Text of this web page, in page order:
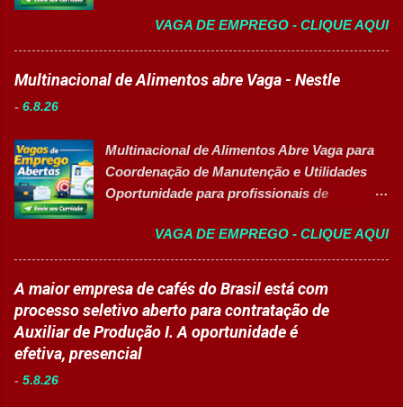
projetos educacionais. Dar suporte em
atividades recreativas e lúdicas.
Disponibilizar materiais utilizados nas
ambiente escolar organizado e seguro.
Acompanhar contratos quando designado
pela liderança. Apoiar diversas ações
MINHA VAGA Sobre o Programa de
Qualificação Estão abertas as inscrições
para programas de formação
profissionalizante voltados para o
Além do aprendizado prático e da
certificação reconhecida, os participantes
contam com uma ajuda de custo calculada
para apoiar o desenvolvimento do aluno
durante todo o período de estudos. Opções
de Formação Disponíveis Aperfeiçoamento
em Gestão e Serviços de Gastronomia
(Turma Vespertina) Aperfeiçoamento em
Gestão e Serviços de Gastronomia (Turma
VAGA DE EMPREGO - CLIQUE AQUI
Multinacional de Alimentos abre Vaga - Nestle
- 6.8.26
Multinacional de Alimentos Abre Vaga para
Coordenação de Manutenção e Utilidades
Oportunidade para profissionais de
e excelência operacional 👉 CANDIDATAR-
SE AGORA Sobre a Posição Líder mundial
no segmento de alimentos e bebidas busca
profissional qualificado para coordenar as
áreas de Manutenção e Utilidades em sua
unidade fabril. A posição tem como foco
VAGA DE EMPREGO - CLIQUE AQUI
A maior empresa de cafés do Brasil está com
processo seletivo aberto para contratação de
Auxiliar de Produção I. A oportunidade é
efetiva, presencial
- 5.8.26